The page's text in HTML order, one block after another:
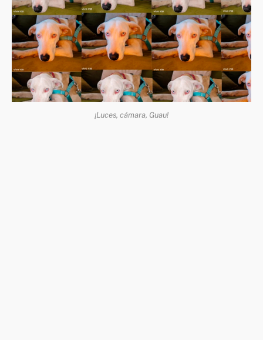
¡Luces, cámara, Guau!